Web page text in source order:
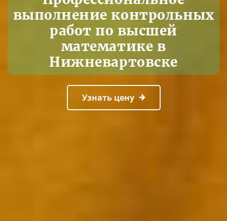
выполнение контрольных
работ по высшей
математике в
Нижневартовске
Узнать цену